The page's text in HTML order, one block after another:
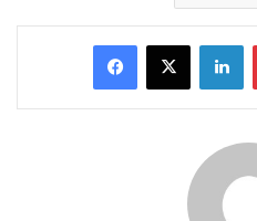
Facebook
X